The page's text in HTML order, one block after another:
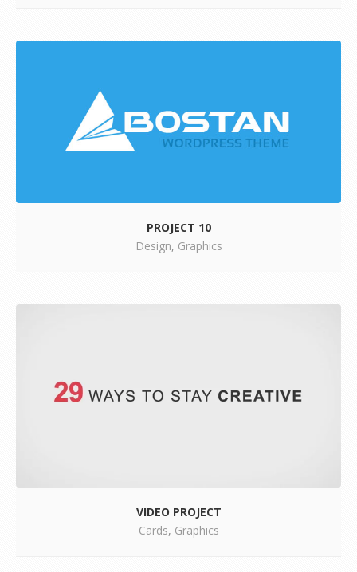
PROJECT 10
Design, Graphics
VIDEO PROJECT
Cards, Graphics